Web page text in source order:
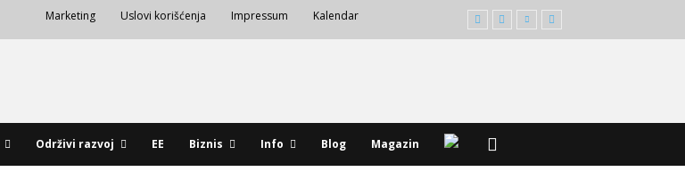
Marketing Uslovi korišćenja Impressum Kalendar
Održivi razvoj EE Biznis Info Blog Magazin